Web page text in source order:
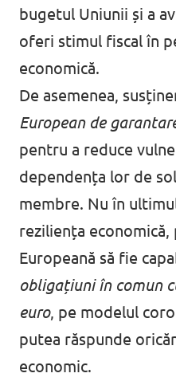
Agendă
Petiții și inițiative
Hai alături de noi!
Politica de
Contact
bugetul Uniunii și a
oferi stimul fiscal în
economică.
De asemenea,
European de
pentru a reduce
dependența lor de
membre. Nu în
reziliența economică,
Europeană să fie
obligațiuni în comun
euro, pe modelul
putea răspunde
economic.